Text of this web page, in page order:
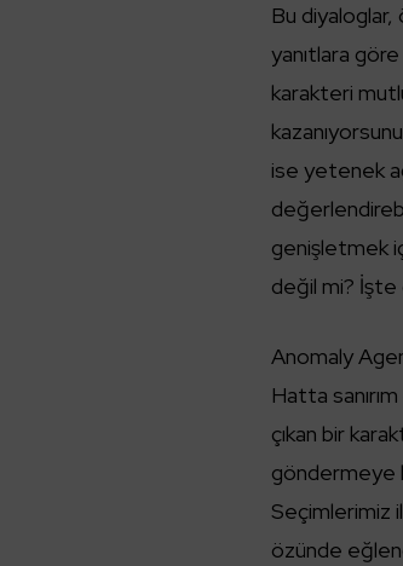
Bu
yanıtlara
karakteri
ise yetenek
genişletmek
değil mi? İşte
Anomaly
Hatta
çıkan bir
göndermeye
Seçimlerimiz
özünde